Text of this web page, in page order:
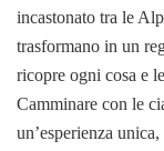
incastonato tra le
trasformano in un
ricopre ogni cosa e
Camminare con le
un’esperienza